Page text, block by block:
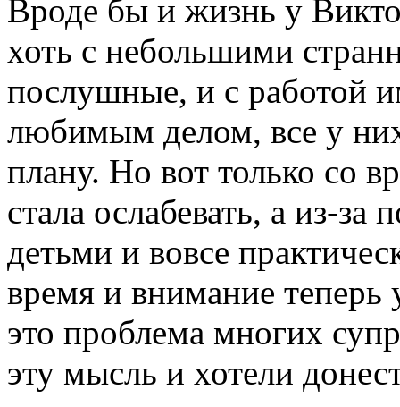
Вроде бы и жизнь у
хоть с небольшими
послушные, и с работой
любимым делом, все у
плану. Но вот только со
стала ослабевать, а из-
детьми и вовсе
время и внимание
это проблема многих
эту мысль и хотели